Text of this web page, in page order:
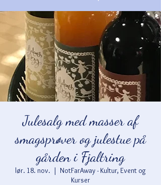
Julesalg med masser af
smagsprøver og julestue på
gården i Fjaltring
lør. 18. nov.
  |
NotFarAway - Kultur, Event og
Kurser